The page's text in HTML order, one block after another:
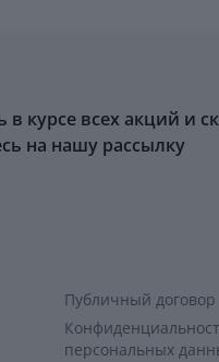
в курсе всех акций и
на нашу рассылку
Публичный договор
персональных